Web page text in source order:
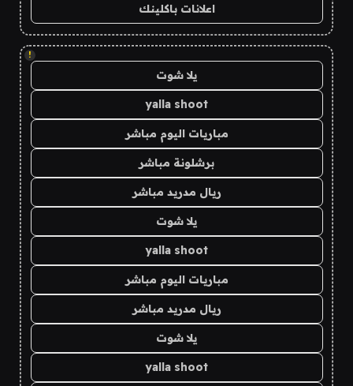
اعلانات باكلينك
!
يلا شوت
yalla shoot
مباريات اليوم مباشر
برشلونة مباشر
ريال مدريد مباشر
يلا شوت
yalla shoot
مباريات اليوم مباشر
ريال مدريد مباشر
يلا شوت
yalla shoot